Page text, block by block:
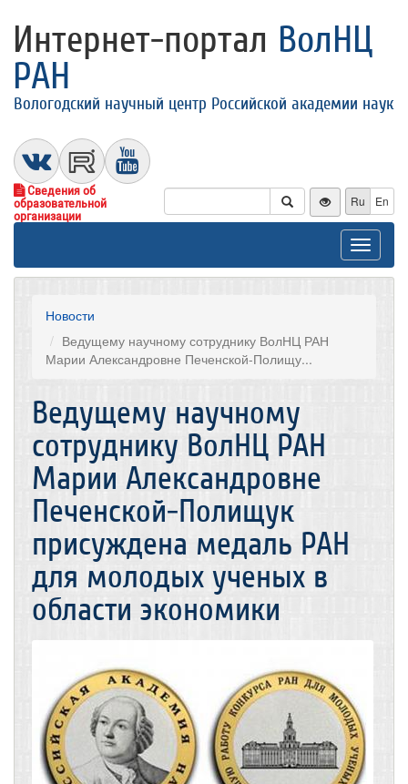
Интернет-портал ВолНЦ
РАН
Вологодский научный центр Российской академии наук
Сведения об
образовательной
организации
Ru En
Toggle
Новости
Ведущему научному сотруднику ВолНЦ РАН
Марии Александровне Печенской-Полищу...
Ведущему научному
сотруднику ВолНЦ РАН
Марии Александровне
Печенской-Полищук
присуждена медаль РАН
для молодых ученых в
области экономики